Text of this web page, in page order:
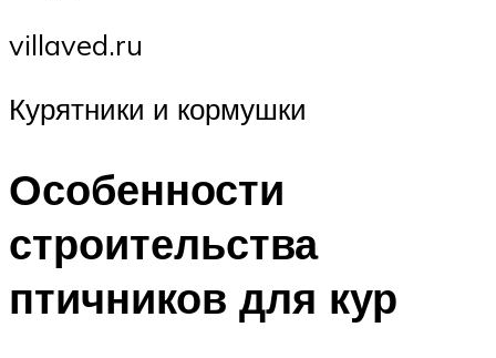
villaved.ru
Курятники и кормушки
Особенности
строительства
птичников для кур